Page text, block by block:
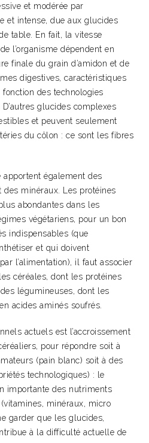
et modérée par
et intense, due aux glucides
table. En fait, la vitesse
l’organisme dépendent en
finale du grain d’amidon et de
digestives, caractéristiques
des technologies
glucides complexes
et peuvent seulement
du côlon : ce sont les fibres
apportent également des
des minéraux. Les protéines
abondantes dans les
végétariens, pour un bon
indispensables (que
et qui doivent
l’alimentation), il faut associer
céréales, dont les protéines
légumineuses, dont les
acides aminés soufrés.
actuels est l’accroissement
pour répondre soit à
(pain blanc) soit à des
technologiques) : le
importante des nutriments
minéraux, micro
garder que les glucides,
à la difficulté actuelle de